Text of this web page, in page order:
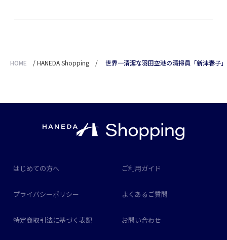
HOME /HANEDA Shopping / 世界一清潔な羽田空港の清掃員「新津春子
はじめての方へ ご利用ガイド
プライバシーポリシー よくあるご質問
特定商取引法に基づく表記 お問い合わせ